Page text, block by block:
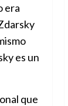
era
es un
que